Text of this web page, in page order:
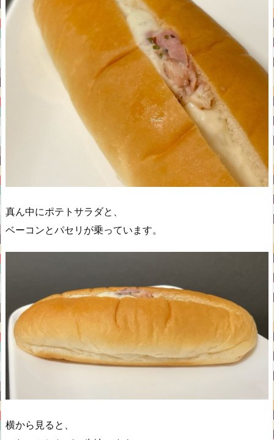
真ん中にポテトサラダと、
ベーコンとパセリが乗っています。
横から見ると、